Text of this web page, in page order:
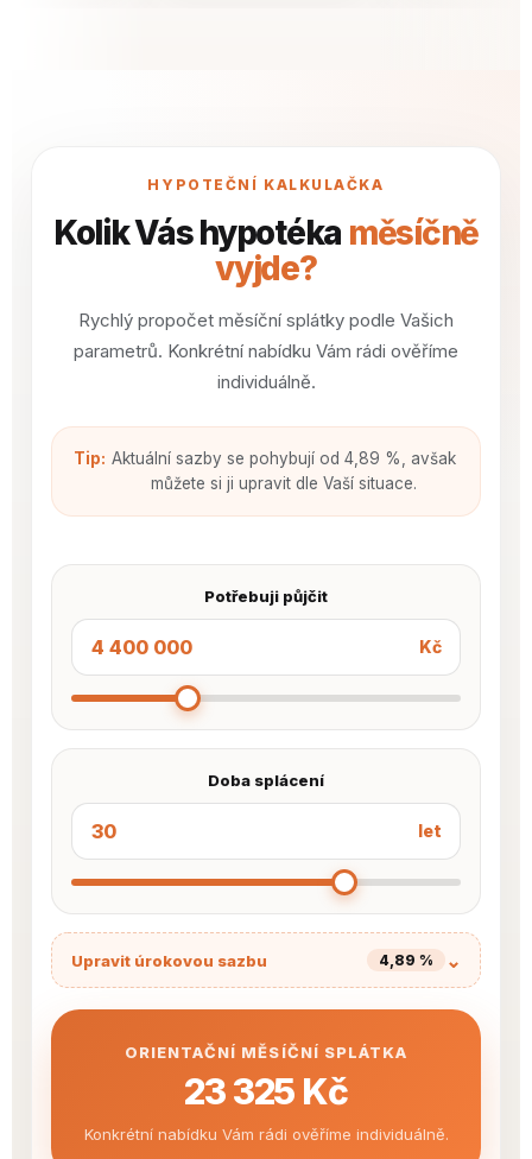
HYPOTEČNÍ KALKULAČKA
Kolik Vás hypotéka měsíčně
vyjde?
Rychlý propočet měsíční splátky podle Vašich
parametrů. Konkrétní nabídku Vám rádi ověříme
individuálně.
Tip: Aktuální sazby se pohybují od 4,89 %, avšak
můžete si ji upravit dle Vaší situace.
Potřebuji půjčit
Kč
Doba splácení
let
Upravit úrokovou sazbu 4,89 % ⌄
ORIENTAČNÍ MĚSÍČNÍ SPLÁTKA
23 325 Kč
Konkrétní nabídku Vám rádi ověříme individuálně.